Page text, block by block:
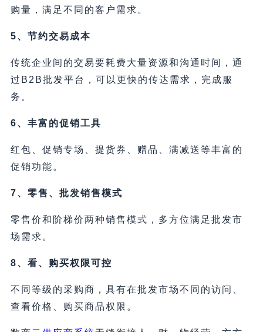
购量，满足不同的客户需求。
5、节约交易成本
传统企业间的交易要耗费大量资源和沟通时间，通
过B2B批发平台，可以更快的传达需求，完成服
务。
6、丰富的促销工具
红包、促销专场、提货券、赠品、满减送等丰富的
促销功能。
7、零售、批发销售模式
零售价和阶梯价两种销售模式，多方位满足批发市
场需求。
8、看、购买权限可控
不同等级的采购商，具有在批发市场不同的访问、
查看价格、购买商品权限。